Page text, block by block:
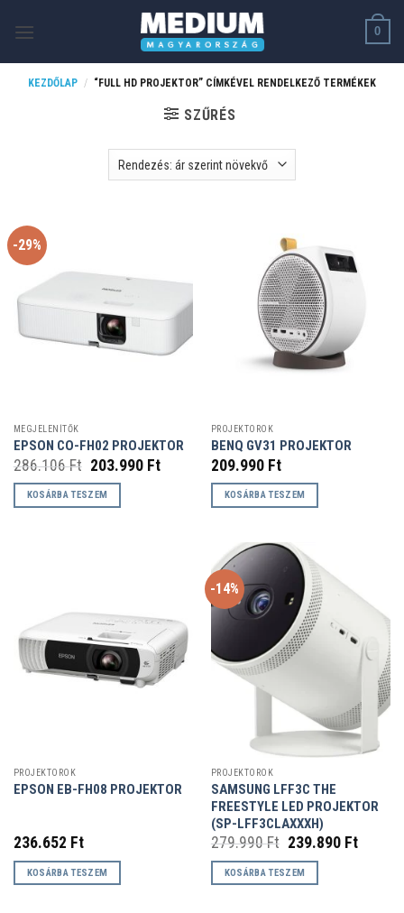
0
KEZDŐLAP / “FULL HD PROJEKTOR” CÍMKÉVEL RENDELKEZŐ TERMÉKEK
SZŰRÉS
-29%
MEGJELENÍTŐK
EPSON CO-FH02 PROJEKTOR
286.106Ft Original
price
was:
286.106 Ft.
203.990 FtCurrent
203.990 Ft.
KOSÁRBA TESZEM
PROJEKTOROK
BENQ GV31 PROJEKTOR
209.990 Ft
KOSÁRBA TESZEM
PROJEKTOROK
EPSON EB-FH08 PROJEKTOR
236.652 Ft
KOSÁRBA TESZEM
-14%
PROJEKTOROK
SAMSUNG LFF3C THE
FREESTYLE LED PROJEKTOR
(SP-LFF3CLAXXXH)
279.990Ft Original
price
was:
279.990 Ft.
239.890 Ft
KOSÁRBA TESZEM